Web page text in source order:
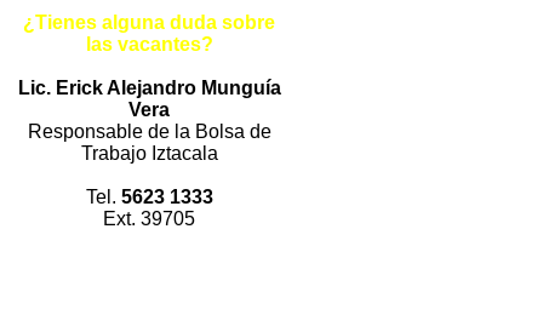
¿Tienes alguna duda sobre
las vacantes?
Lic. Erick Alejandro Munguía
Vera
Responsable de la Bolsa de
Trabajo Iztacala
Tel. 5623 1333
Ext. 39705